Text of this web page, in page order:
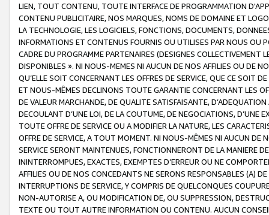
LIEN, TOUT CONTENU, TOUTE INTERFACE DE PROGRAMMATION
CONTENU PUBLICITAIRE, NOS MARQUES, NOMS DE DOMAINE ET
LA TECHNOLOGIE, LES LOGICIELS, FONCTIONS, DOCUMENTS,
INFORMATIONS ET CONTENUS FOURNIS OU UTILISES PAR NOUS OU
CADRE DU PROGRAMME PARTENAIRES (DESIGNES COLLECTIVEMENT
DISPONIBLES ». NI NOUS-MEMES NI AUCUN DE NOS AFFILIES OU DE
QU’ELLE SOIT CONCERNANT LES OFFRES DE SERVICE, QUE CE SOIT
ET NOUS-MÊMES DECLINONS TOUTE GARANTIE CONCERNANT LES
DE VALEUR MARCHANDE, DE QUALITE SATISFAISANTE,
DECOULANT D’UNE LOI, DE LA COUTUME, DE NEGOCIATIONS, D’UNE
TOUTE OFFRE DE SERVICE OU A MODIFIER LA NATURE, LES
OFFRE DE SERVICE, A TOUT MOMENT. NI NOUS-MÊMES NI AUCUN DE
SERVICE SERONT MAINTENUES, FONCTIONNERONT DE LA MANIERE
ININTERROMPUES, EXACTES, EXEMPTES D’ERREUR OU NE
AFFILIES OU DE NOS CONCEDANTS NE SERONS RESPONSABLES (A)
INTERRUPTIONS DE SERVICE, Y COMPRIS DE QUELCONQUES
NON-AUTORISE A, OU MODIFICATION DE, OU SUPPRESSION,
TEXTE OU TOUT AUTRE INFORMATION OU CONTENU. AUCUN